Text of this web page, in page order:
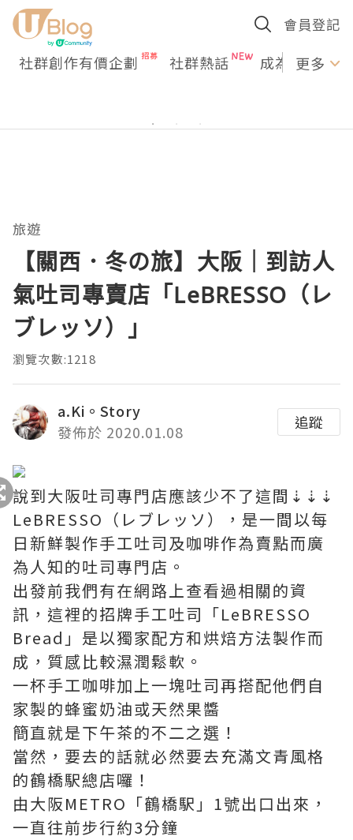
會員登記
社群創作有價企劃 社群熱話 成為U更多
旅遊
【關西．冬の旅】大阪｜到訪人
氣吐司專賣店「LeBRESSO（レ
ブレッソ）」
瀏覽次數:1218
a.Ki。Story
發佈於 2020.01.08
追蹤
說到大阪吐司專門店應該少不了這間⇣⇣⇣
LeBRESSO（レブレッソ），是一間以每
日新鮮製作手工吐司及咖啡作為賣點而廣
為人知的吐司專門店。
出發前我們有在網路上查看過相關的資
訊，這裡的招牌手工吐司「LeBRESSO
Bread」是以獨家配方和烘焙方法製作而
成，質感比較濕潤鬆軟。
一杯手工咖啡加上一塊吐司再搭配他們自
家製的蜂蜜奶油或天然果醬
簡直就是下午茶的不二之選！
當然，要去的話就必然要去充滿文青風格
的鶴橋駅總店囉！
由大阪METRO「鶴橋駅」1號出口出來，
一直往前步行約3分鐘